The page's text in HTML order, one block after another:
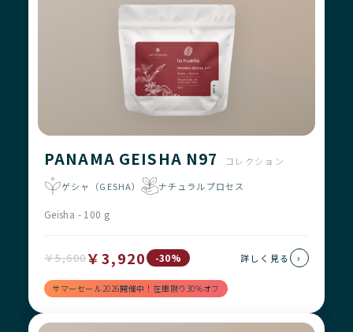
PANAMA GEISHA N97
コレクション
ゲシャ（GESHA）
ナチュラルプロセス
Geisha - 100 g
￥5,600￥3,920 -30%
サマーセール2026開催中！在庫限り30%オフ
詳しく見る ›